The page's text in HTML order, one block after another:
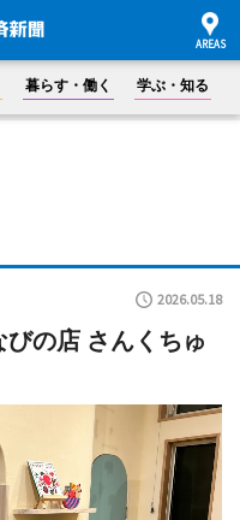
暮らす・働く 学ぶ・知る
2026.05.18
びの店 さんくちゅ